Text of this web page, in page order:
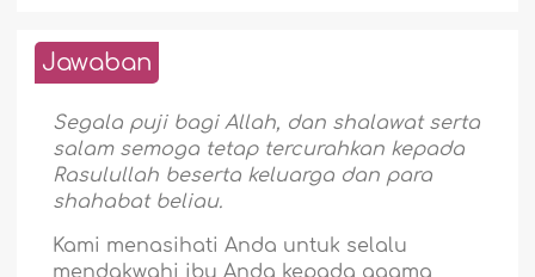
Jawaban
Segala puji bagi Allah, dan shalawat serta
salam semoga tetap tercurahkan kepada
Rasulullah beserta keluarga dan para
shahabat beliau.
Kami menasihati Anda untuk selalu
mendakwahi ibu Anda kepada agama